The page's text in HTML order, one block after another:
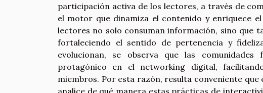
participación activa de los lectores, a través de
el motor que dinamiza el contenido y enriquece
lectores no solo consuman información, sino que
fortaleciendo el sentido de pertenencia y
evolucionan, se observa que las
protagónico en el networking digital,
miembros. Por esta razón, resulta conveniente
analice de qué manera estas prácticas de